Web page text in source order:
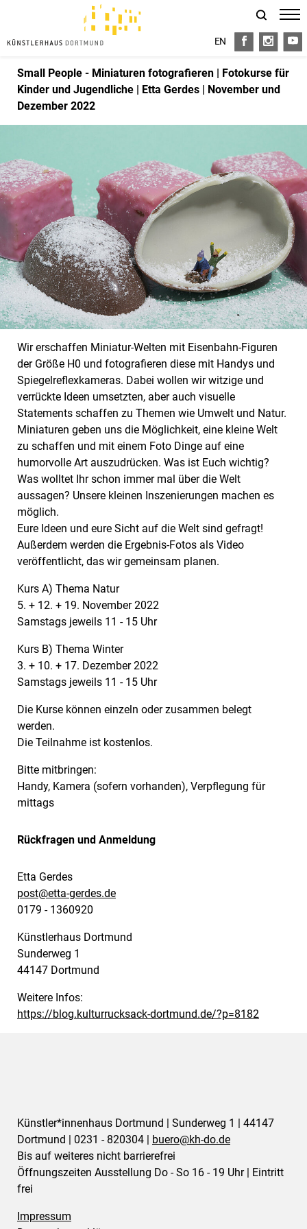
EN FB I Y
Small People - Miniaturen fotografieren | Fotokurse für
Kinder und Jugendliche | Etta Gerdes | November und
Dezember 2022
Wir erschaffen Miniatur-Welten mit Eisenbahn-Figuren
der Größe H0 und fotografieren diese mit Handys und
Spiegelreflexkameras. Dabei wollen wir witzige und
verrückte Ideen umsetzten, aber auch visuelle
Statements schaffen zu Themen wie Umwelt und Natur.
Miniaturen geben uns die Möglichkeit, eine kleine Welt
zu schaffen und mit einem Foto Dinge auf eine
humorvolle Art auszudrücken. Was ist Euch wichtig?
Was wolltet Ihr schon immer mal über die Welt
aussagen? Unsere kleinen Inszenierungen machen es
möglich.
Eure Ideen und eure Sicht auf die Welt sind gefragt!
Außerdem werden die Ergebnis-Fotos als Video
veröffentlicht, das wir gemeinsam planen.
Kurs A) Thema Natur
5. + 12. + 19. November 2022
Samstags jeweils 11 - 15 Uhr
Kurs B) Thema Winter
3. + 10. + 17. Dezember 2022
Samstags jeweils 11 - 15 Uhr
Die Kurse können einzeln oder zusammen belegt
werden.
Die Teilnahme ist kostenlos.
Bitte mitbringen:
Handy, Kamera (sofern vorhanden), Verpflegung für
mittags
Rückfragen und Anmeldung
Etta Gerdes
post@etta-gerdes.de
0179 - 1360920
Künstlerhaus Dortmund
Sunderweg 1
44147 Dortmund
Weitere Infos:
https://blog.kulturrucksack-dortmund.de/?p=8182
Künstler*innenhaus Dortmund | Sunderweg 1 | 44147
Dortmund | 0231 - 820304 | buero@kh-do.de
Bis auf weiteres nicht barrierefrei
Öffnungszeiten Ausstellung Do - So 16 - 19 Uhr | Eintritt
frei
Impressum